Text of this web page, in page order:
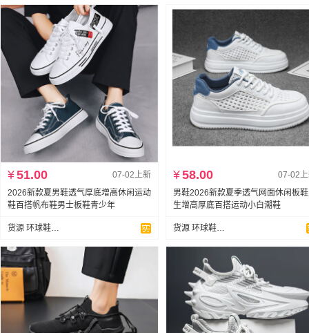
07-02上新
¥51.00
2026新款夏男鞋透气厚底增高休闲运动
鞋百搭帆布鞋男士板鞋青少年
货源 环球鞋业支持代发
07-02
¥58.00
男鞋2026新款夏季透气网面休闲板
生增高厚底百搭运动小白潮鞋
货源 环球鞋业支持代发